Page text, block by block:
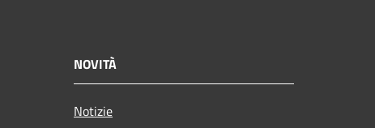
NOVITÀ
Notizie